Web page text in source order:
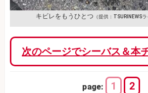
キビレをもうひとつ （提供：TSURINEWS
次のページでシーバス＆本
page: 1 2